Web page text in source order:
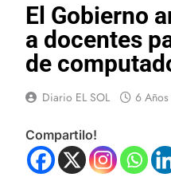
El Gobierno
a docentes
de
Diario EL SOL 6 Años
Compartilo!